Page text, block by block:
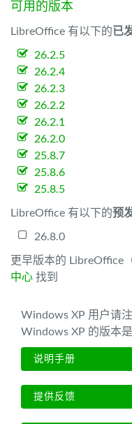
可用的版本
LibreOffice 有以下的已
26.2.5
26.2.4
26.2.3
26.2.2
26.2.1
26.2.0
25.8.7
25.8.6
25.8.5
LibreOffice 有以下的预
26.8.0
更早版本的 LibreOffice
中心 找到
Windows XP 用户请
Windows XP 的版本是
说明手册
提供反馈